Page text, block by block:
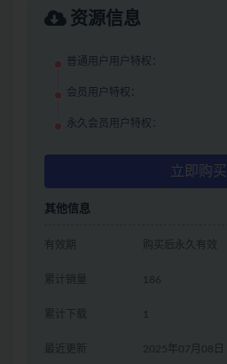
资源信息
普通用户用户特权：
会员用户特权：
永久会员用户特权：
立即购买
其他信息
有效期 购买后永久有效
累计销量 186
累计下载 1
最近更新 2025年07月08日